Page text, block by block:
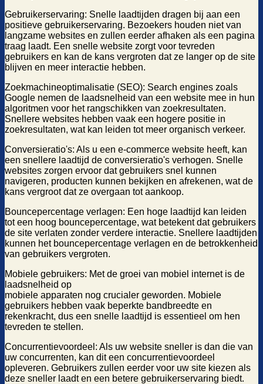
Gebruikerservaring: Snelle laadtijden dragen bij aan een
positieve gebruikerservaring. Bezoekers houden niet van
langzame websites en zullen eerder afhaken als een pagina
traag laadt. Een snelle website zorgt voor tevreden
gebruikers en kan de kans vergroten dat ze langer op de site
blijven en meer interactie hebben.
Zoekmachineoptimalisatie (SEO): Search engines zoals
Google nemen de laadsnelheid van een website mee in hun
algoritmen voor het rangschikken van zoekresultaten.
Snellere websites hebben vaak een hogere positie in
zoekresultaten, wat kan leiden tot meer organisch verkeer.
Conversieratio's: Als u een e-commerce website heeft, kan
een snellere laadtijd de conversieratio's verhogen. Snelle
websites zorgen ervoor dat gebruikers snel kunnen
navigeren, producten kunnen bekijken en afrekenen, wat de
kans vergroot dat ze overgaan tot aankoop.
Bouncepercentage verlagen: Een hoge laadtijd kan leiden
tot een hoog bouncepercentage, wat betekent dat gebruikers
de site verlaten zonder verdere interactie. Snellere laadtijden
kunnen het bouncepercentage verlagen en de betrokkenheid
van gebruikers vergroten.
Mobiele gebruikers: Met de groei van mobiel internet is de
laadsnelheid op
mobiele apparaten nog crucialer geworden. Mobiele
gebruikers hebben vaak beperkte bandbreedte en
rekenkracht, dus een snelle laadtijd is essentieel om hen
tevreden te stellen.
Concurrentievoordeel: Als uw website sneller is dan die van
uw concurrenten, kan dit een concurrentievoordeel
opleveren. Gebruikers zullen eerder voor uw site kiezen als
deze sneller laadt en een betere gebruikerservaring biedt.